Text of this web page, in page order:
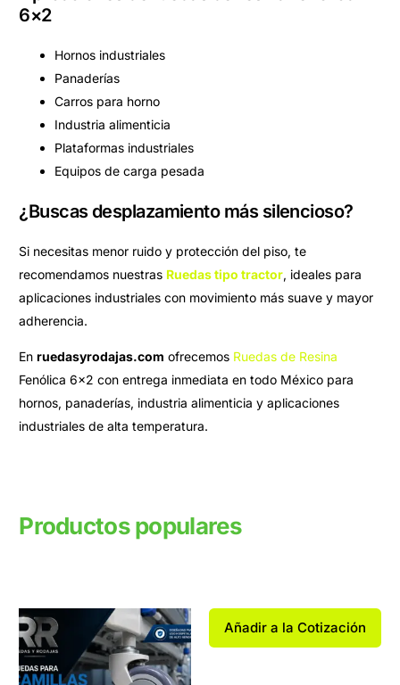
6×2
Hornos industriales
Panaderías
Carros para horno
Industria alimenticia
Plataformas industriales
Equipos de carga pesada
¿Buscas desplazamiento más silencioso?
Si necesitas menor ruido y protección del piso, te
recomendamos nuestras Ruedas tipo tractor, ideales para
aplicaciones industriales con movimiento más suave y mayor
adherencia.
Enruedasyrodajas.com ofrecemos Ruedas de Resina
Fenólica 6×2 con entrega inmediata en todo México para
hornos, panaderías, industria alimenticia y aplicaciones
industriales de alta temperatura.
Productos populares
Añadir a la Cotización